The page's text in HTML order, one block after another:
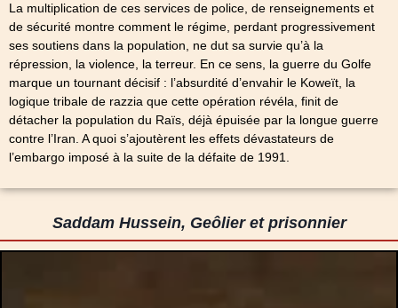
La multiplication de ces services de police, de renseignements et
de sécurité montre comment le régime, perdant progressivement
ses soutiens dans la population, ne dut sa survie qu’à la
répression, la violence, la terreur. En ce sens, la guerre du Golfe
marque un tournant décisif : l’absurdité d’envahir le Koweït, la
logique tribale de razzia que cette opération révéla, finit de
détacher la population du Raïs, déjà épuisée par la longue guerre
contre l’Iran. A quoi s’ajoutèrent les effets dévastateurs de
l’embargo imposé à la suite de la défaite de 1991.
Saddam Hussein, Geôlier et prisonnier